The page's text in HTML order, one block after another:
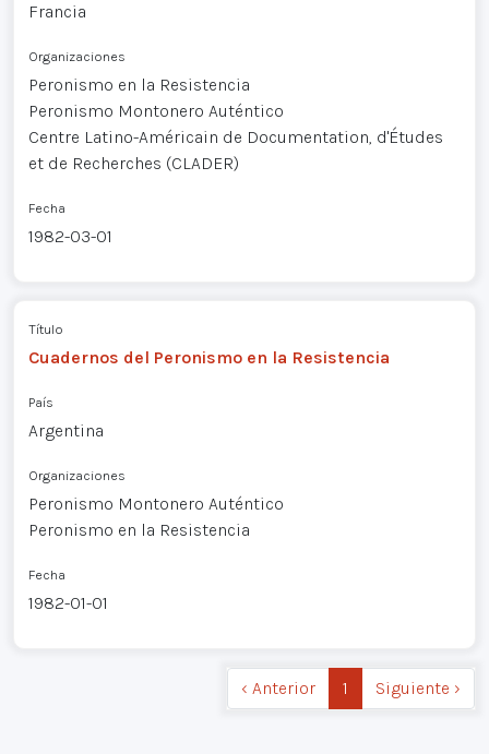
Francia
Organizaciones
Peronismo en la Resistencia
Peronismo Montonero Auténtico
Centre Latino-Américain de Documentation, d'Études
et de Recherches (CLADER)
Fecha
1982-03-01
Título
Cuadernos del Peronismo en la Resistencia
País
Argentina
Organizaciones
Peronismo Montonero Auténtico
Peronismo en la Resistencia
Fecha
1982-01-01
‹ Anterior 1 Siguiente ›